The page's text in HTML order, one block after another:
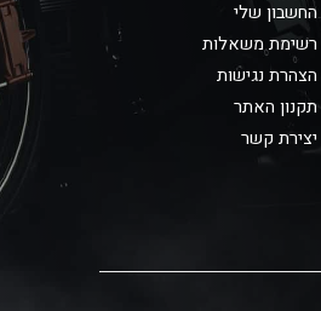
החשבון שלי
רשימת משאלות
הצהרת נגישות
תקנון האתר
יצירת קשר